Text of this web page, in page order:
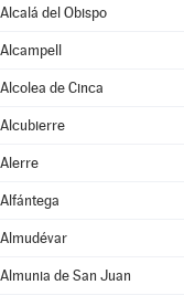
Alcalá del Obispo
Alcampell
Alcolea de Cinca
Alcubierre
Alerre
Alfántega
Almudévar
Almunia de San Juan